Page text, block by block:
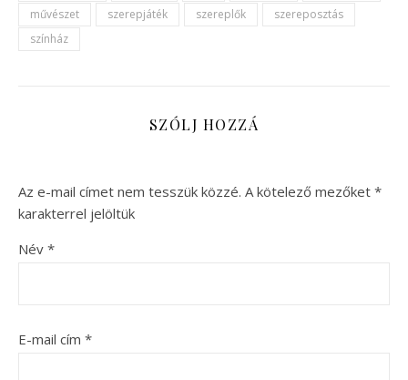
művészet
szerepjáték szereplők
szereposztás
színház
SZÓLJ HOZZÁ
Az e-mail címet nem tesszük közzé. A kötelező mezőket *
karakterrel jelöltük
Név *
E-mail cím *